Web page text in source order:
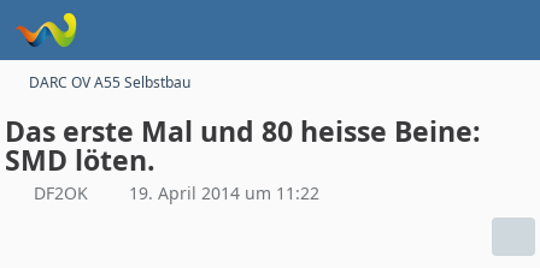
DARC OV A55 Selbstbau
Das erste Mal und 80 heisse Beine:
SMD löten.
DF2OK 19. April 2014 um 11:22